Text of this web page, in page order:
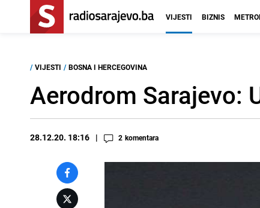
VIJESTI BIZNIS
/ VIJESTI / BOSNA I HERCEGOVINA
Aerodrom Sarajevo:
28.12.20. 18:16 2 komentara